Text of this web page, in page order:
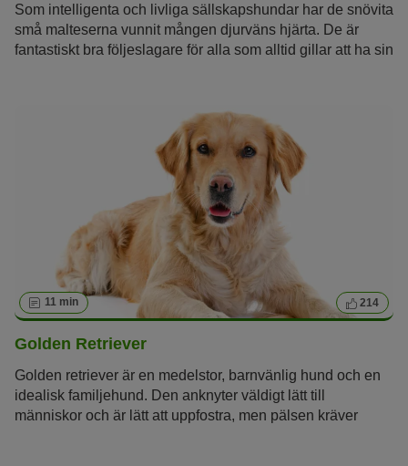
Som intelligenta och livliga sällskapshundar har de snövita
små malteserna vunnit mången djurväns hjärta. De är
fantastiskt bra följeslagare för alla som alltid gillar att ha sin
11 min 214
Golden Retriever
Golden retriever är en medelstor, barnvänlig hund och en
idealisk familjehund. Den anknyter väldigt lätt till
människor och är lätt att uppfostra, men pälsen kräver